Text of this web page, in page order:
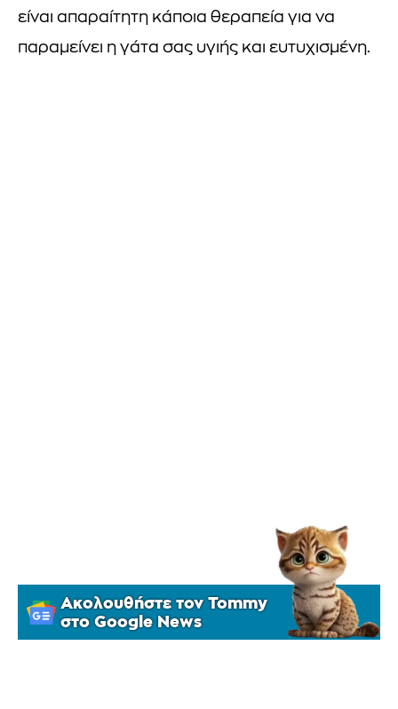
είναι απαραίτητη κάποια θεραπεία για να
παραμείνει η γάτα σας υγιής και ευτυχισμένη.
Ακολουθήστε τον Tommy
στο Google News